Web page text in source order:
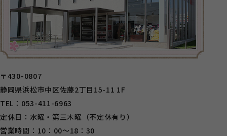
〒430-0807
静岡県浜松市中区佐藤2丁目15-11 1F
TEL：053-411-6963
定休日：水曜・第三木曜（不定休有り）
営業時間：10：00～18：30